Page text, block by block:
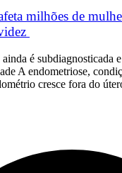
milhões de
é subdiagnosticada
A endometriose,
cresce fora do